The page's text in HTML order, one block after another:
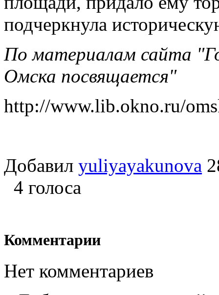
подчеркнула
По материалам сайта
Омска посвящается"
http://www.lib.okno.ru/
Добавил yuliyayakunova
4 голоса
Комментарии
Нет комментариев